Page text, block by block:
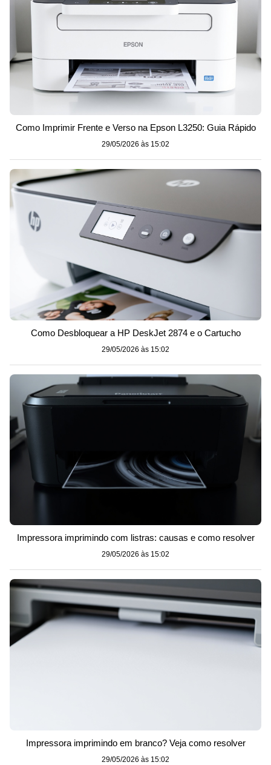
Como Imprimir Frente e Verso na Epson L3250: Guia Rápido
29/05/2026 às 15:02
Como Desbloquear a HP DeskJet 2874 e o Cartucho
29/05/2026 às 15:02
Impressora imprimindo com listras: causas e como resolver
29/05/2026 às 15:02
Impressora imprimindo em branco? Veja como resolver
29/05/2026 às 15:02